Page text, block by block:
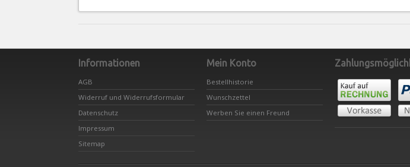
Informationen
AGB
Widerruf und Widerrufsformular
Datenschutz
Impressum
Sitemap
Mein Konto
Bestellhistorie
Wunschzettel
Werben Sie einen Freund